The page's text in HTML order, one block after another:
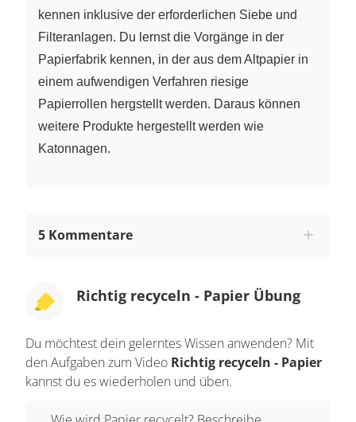
kennen inklusive der erforderlichen Siebe und
Filteranlagen. Du lernst die Vorgänge in der
Papierfabrik kennen, in der aus dem Altpapier in
einem aufwendigen Verfahren riesige
Papierrollen hergstellt werden. Daraus können
weitere Produkte hergestellt werden wie
Katonnagen.
5 Kommentare
Richtig recyceln - Papier Übung
Du möchtest dein gelerntes Wissen anwenden? Mit
den Aufgaben zum Video Richtig recyceln - Papier
kannst du es wiederholen und üben.